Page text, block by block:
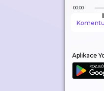
00:00
Aplikace